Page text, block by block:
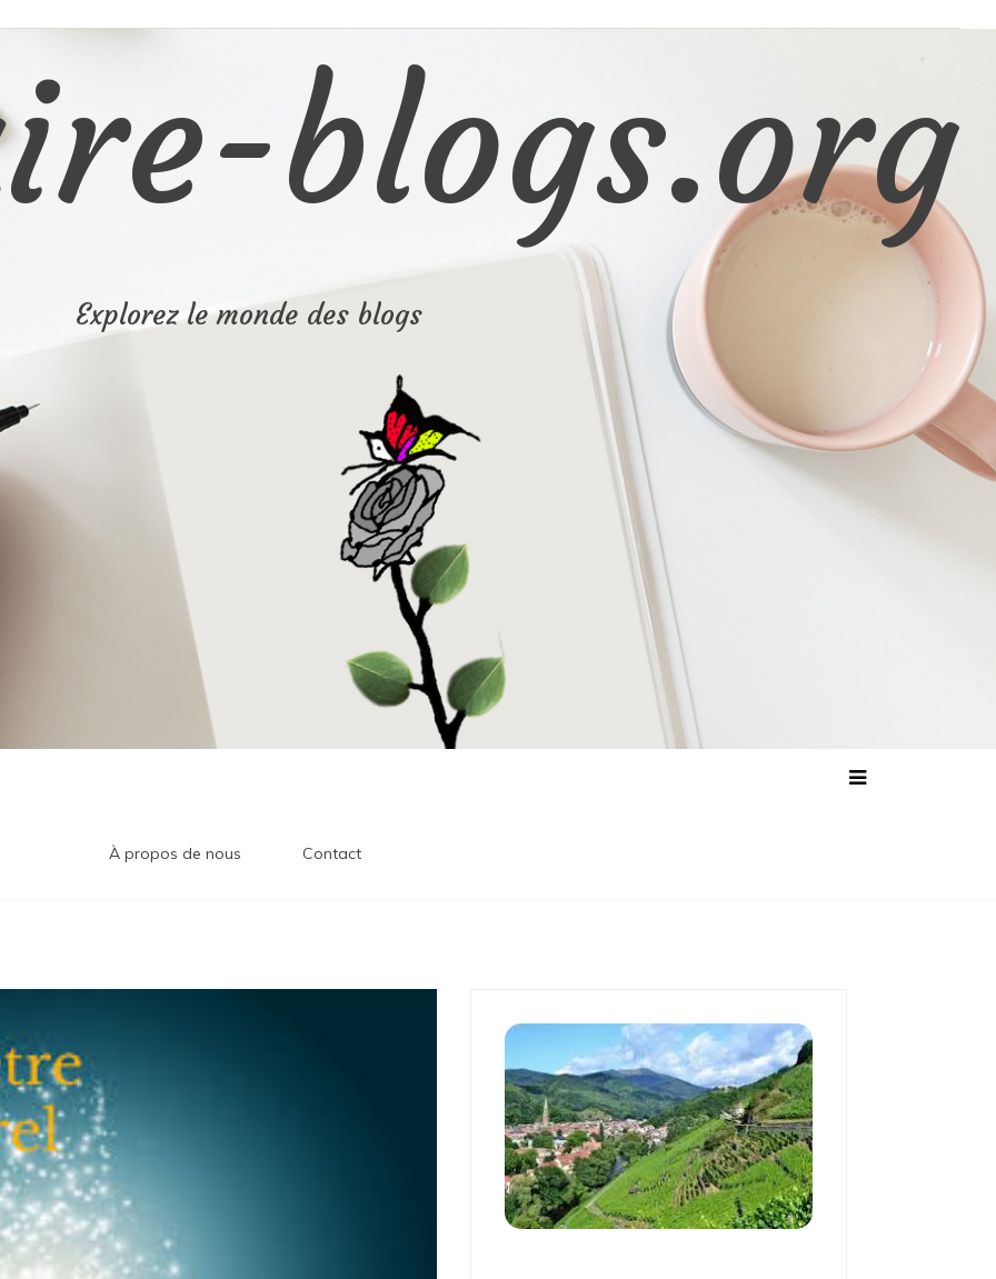
blogs.org
Explorez le monde des blogs
À propos de nous Contact